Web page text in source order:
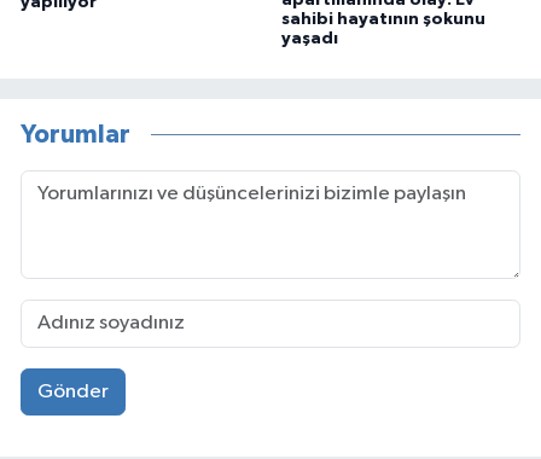
sahibi hayatının şokunu
yaşadı
Yorumlar
Gönder